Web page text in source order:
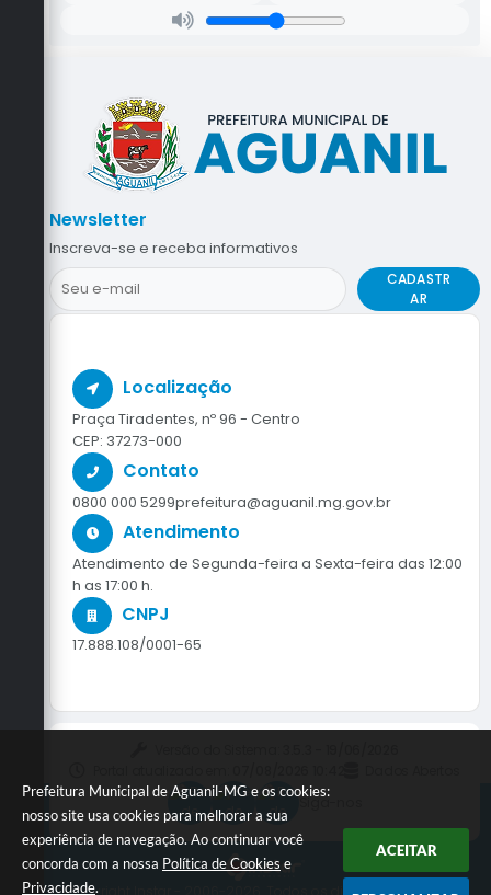
Prefeitura Municipal de Aguanil-MG e os cookies:
nosso site usa cookies para melhorar a sua
experiência de navegação. Ao continuar você
concorda com a nossa Política de Cookies e
Privacidade.
ACEITAR
Localização
Praça Tiradentes, nº 96 - Centro
CEP: 37273-000
Contato
0800 000 5299prefeitura@aguanil.mg.gov.br
Atendimento
Atendimento de Segunda-feira a Sexta-feira das 12:00
h as 17:00 h.
CNPJ
17.888.108/0001-65
Newsletter
Inscreva-se e receba informativos
CADASTR
AR
Siga-nos
© Copyright Instar - 2006-2026. Todos os direitos reservados -